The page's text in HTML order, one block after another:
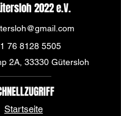
2022 e.V.
76 8128 5505
2A, 33330 Gütersloh
Startseite